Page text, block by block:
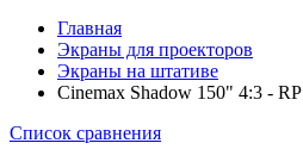
Главная
Экраны для проекторов
Экраны на штативе
Cinemax Shadow 150" 4:3 - RP
Список сравнения